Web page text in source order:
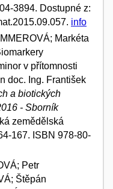
3894. Dostupné z:
info
Markéta
v přítomnosti
doc. Ing. František
a biotických
- Sborník
zemědělská
167. ISBN 978-80-
Petr
Štěpán